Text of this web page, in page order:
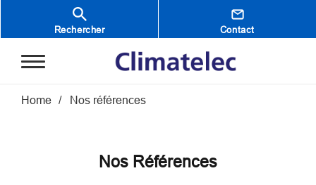
Aller au contenu principal
Rechercher Contact
Fil d'Ariane
Home Nos références
Nos Références